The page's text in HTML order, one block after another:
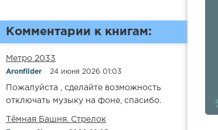
Комментарии к книгам:
Метро 2033
Aronfilder 24 июня 2026 01:03
Пожалуйста , сделайте возможность
отключать музыку на фоне, спасибо.
​​Тёмная Башня. Стрелок